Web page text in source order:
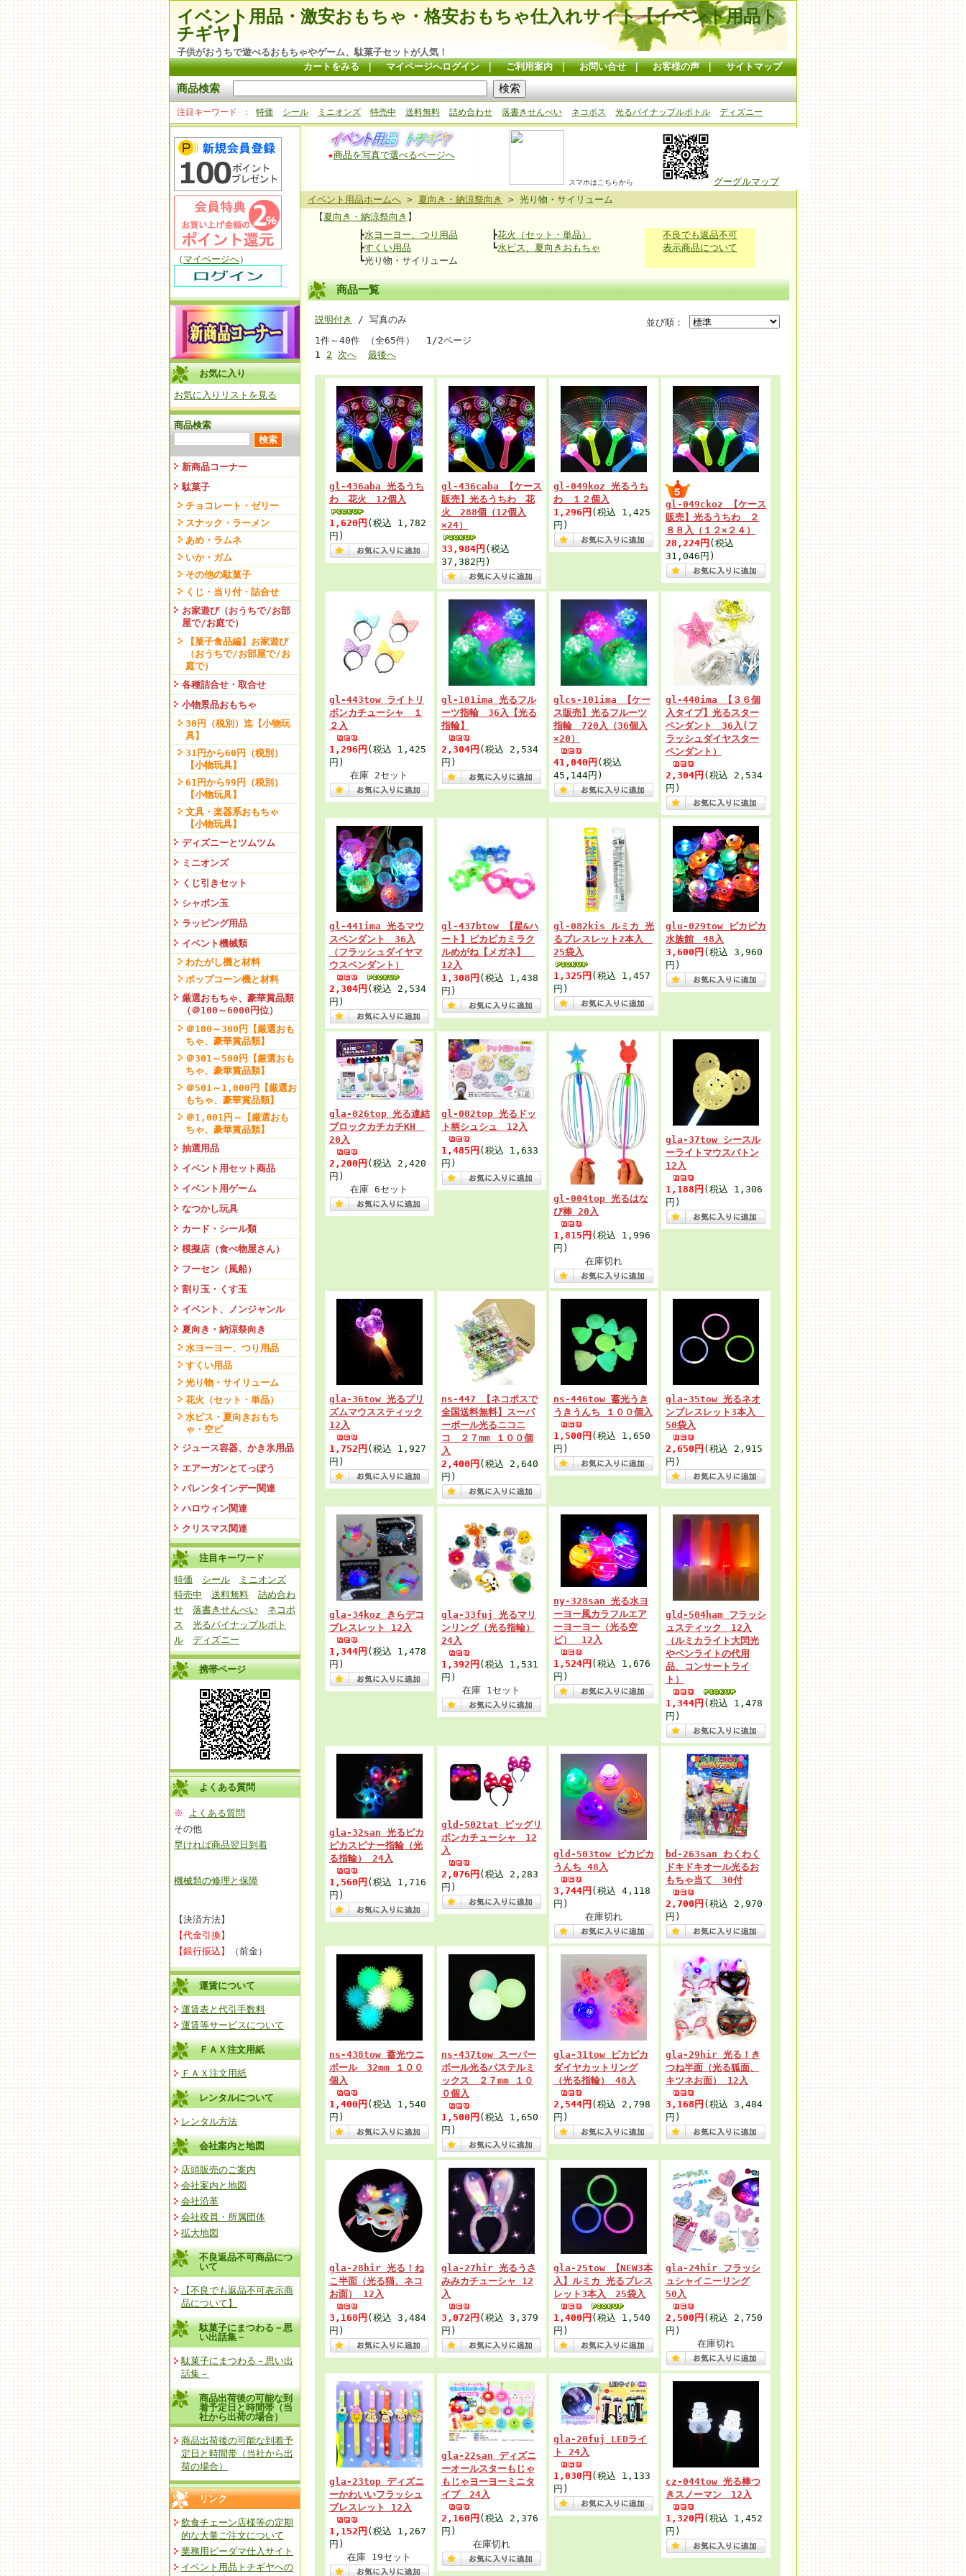
イベント用品・激安おもちゃ・格安おもちゃ仕入れサイト【イベント用品ト
チギヤ】
子供がおうちで遊べるおもちゃやゲーム、駄菓子セットが人気！
カートをみる｜ マイページへログイン｜ ご利用案内｜ お問い合せ｜ お客様の声｜ サイトマップ
商品検索
注目キーワード 特価 シール ミニオンズ 特売中 送料無料 詰め合わせ 落書きせんべい ネコポス 光るパイナップルボトル ディズニー
（ マイページへ）
お気に入り
お気に入りリストを見る
商品検索
新商品コーナー
駄菓子
チョコレート・ゼリー
スナック・ラーメン
あめ・ラムネ
いか・ガム
その他の駄菓子
くじ・当り付・詰合せ
お家遊び（おうちで/お部
屋で/お庭で）
【菓子食品編】お家遊び
（おうちで/お部屋で/お
庭で）
各種詰合せ・取合せ
小物景品おもちゃ
30円（税別）迄【小物玩
具】
31円から60円（税別）
【小物玩具】
61円から99円（税別）
【小物玩具】
文具・楽器系おもちゃ
【小物玩具】
ディズニーとツムツム
ミニオンズ
くじ引きセット
シャボン玉
ラッピング用品
イベント機械類
わたがし機と材料
ポップコーン機と材料
厳選おもちゃ、豪華賞品類
（＠100～6000円位）
＠100～300円【厳選おも
ちゃ、豪華賞品類】
＠301～500円【厳選おも
ちゃ、豪華賞品類】
＠501～1,000円【厳選お
もちゃ、豪華賞品類】
＠1,001円～【厳選おも
ちゃ、豪華賞品類】
抽選用品
イベント用セット商品
イベント用ゲーム
なつかし玩具
カード・シール類
模擬店（食べ物屋さん）
フーセン（風船）
割り玉・くす玉
イベント、ノンジャンル
夏向き・納涼祭向き
水ヨーヨー、つり用品
すくい用品
光り物・サイリューム
花火（セット・単品）
水ピス・夏向きおもち
ゃ・空ビ
ジュース容器、かき氷用品
エアーガンとてっぽう
バレンタインデー関連
ハロウィン関連
クリスマス関連
注目キーワード
特価
シール
ミニオンズ
特売中
送料無料
詰め合わ
せ
落書きせんべい
ネコポ
ス
光るパイナップルボト
ル
ディズニー
携帯ページ
よくある質問
※
よくある質問
その他
早ければ商品翌日到着
機械類の修理と保障
【決済方法】
【代金引換】
【銀行振込】
（前金）
運賃について
運賃表と代引手数料
運賃等サービスについて
ＦＡＸ注文用紙
ＦＡＸ注文用紙
レンタルについて
レンタル方法
会社案内と地図
店頭販売のご案内
会社案内と地図
会社沿革
会社役員・所属団体
拡大地図
不良返品不可商品につ
いて
【不良でも返品不可表示商
品について】
駄菓子にまつわる－思
い出話集－
駄菓子にまつわる－思い出
話集－
商品出荷後の可能な到
着予定日と時間帯（当
社から出荷の場合）
商品出荷後の可能な到着予
定日と時間帯（当社から出
荷の場合）
リンク
飲食チェーン店様等の定期
的な大量ご注文について
業務用ビーダマ仕入サイト
イベント用品トチギヤへの
★商品を写真で選べるページへ
スマホはこちらから
グーグルマップ
イベント用品ホームへ > 夏向き・納涼祭向き
> 光り物・サイリューム
【 夏向き・納涼祭向き 】
┣水ヨーヨー、つり用品
┣すくい用品
┗光り物・サイリューム
┣花火（セット・単品）
┗水ピス、夏向きおもちゃ
不良でも返品不可
表示商品について
商品一覧
並び順：
説明付き
/ 写真のみ
1件～40件 （全65件） 1/2ページ
1 2 次へ 最後へ
gl-436aba 光るうち
わ 花火 12個入
1,620円 (税込 1,782
円)
gl-436caba 【ケース
販売】光るうちわ 花
火 288個（12個入
×24）
33,984円 (税込
37,382円)
gl-049koz 光るうち
わ １２個入
1,296円 (税込 1,425
円)
gl-049ckoz 【ケース
販売】光るうちわ ２
８８入（１２×２４）
28,224円 (税込
31,046円)
gl-443tow ライトリ
ボンカチューシャ １
２入
1,296円 (税込 1,425
円)
在庫 2セット
gl-101ima 光るフル
ーツ指輪 36入【光る
指輪】
2,304円 (税込 2,534
円)
glcs-101ima 【ケー
ス販売】光るフルーツ
指輪 720入（36個入
×20）
41,040円 (税込
45,144円)
gl-440ima 【３６個
入タイプ】光るスター
ペンダント 36入(フ
ラッシュダイヤスター
ペンダント）
2,304円 (税込 2,534
円)
gl-441ima 光るマウ
スペンダント 36入
（フラッシュダイヤマ
ウスペンダント）
2,304円 (税込 2,534
円)
gl-437btow 【星&ハ
ート】ピカピカミラク
ルめがね【メガネ】
12入
1,308円 (税込 1,438
円)
gl-082kis ルミカ 光
るブレスレット2本入
25袋入
1,325円 (税込 1,457
円)
glu-029tow ピカピカ
水族館 48入
3,600円 (税込 3,960
円)
gla-026top 光る連結
ブロックカチカチKH
20入
2,200円 (税込 2,420
円)
在庫 6セット
gl-002top 光るドッ
ト柄シュシュ 12入
1,485円 (税込 1,633
円)
gl-004top 光るはな
び棒 20入
1,815円 (税込 1,996
円)
在庫切れ
gla-37tow シースル
ーライトマウスバトン
12入
1,188円 (税込 1,306
円)
gla-36tow 光るプリ
ズムマウススティック
12入
1,752円 (税込 1,927
円)
ns-447 【ネコポスで
全国送料無料】スーパ
ーボール光るニコニ
コ ２７mm １００個
入
2,400円 (税込 2,640
円)
ns-446tow 蓄光うき
うきうんち １００個入
1,500円 (税込 1,650
円)
gla-35tow 光るネオ
ンブレスレット3本入
50袋入
2,650円 (税込 2,915
円)
gla-34koz きらデコ
ブレスレット 12入
1,344円 (税込 1,478
円)
gla-33fuj 光るマリ
ンリング（光る指輪）
24入
1,392円 (税込 1,531
円)
在庫 1セット
ny-328san 光る水ヨ
ーヨー風カラフルエア
ーヨーヨー（光る空
ビ） 12入
1,524円 (税込 1,676
円)
gld-504ham フラッシ
ュスティック 12入
（ルミカライト大閃光
やペンライトの代用
品、コンサートライ
ト）
1,344円 (税込 1,478
円)
gla-32san 光るピカ
ピカスピナー指輪（光
る指輪） 24入
1,560円 (税込 1,716
円)
gld-502tat ビッグリ
ボンカチューシャ 12
入
2,076円 (税込 2,283
円)
gld-503tow ピカピカ
うんち 48入
3,744円 (税込 4,118
円)
在庫切れ
bd-263san わくわく
ドキドキオール光るお
もちゃ当て 30付
2,700円 (税込 2,970
円)
ns-438tow 蓄光ウニ
ボール 32mm １００
個入
1,400円 (税込 1,540
円)
ns-437tow スーパー
ボール光るパステルミ
ックス ２７mm １０
０個入
1,500円 (税込 1,650
円)
gla-31tow ピカピカ
ダイヤカットリング
（光る指輪） 48入
2,544円 (税込 2,798
円)
gla-29hir 光る！き
つね半面（光る狐面、
キツネお面） 12入
3,168円 (税込 3,484
円)
gla-28hir 光る！ね
こ半面（光る猫、ネコ
お面） 12入
3,168円 (税込 3,484
円)
gla-27hir 光るうさ
みみカチューシャ 12
入
3,072円 (税込 3,379
円)
gla-25tow 【NEW3本
入】ルミカ 光るブレス
レット3本入 25袋入
1,400円 (税込 1,540
円)
gla-24hir フラッシ
ュシャイニーリング
50入
2,500円 (税込 2,750
円)
在庫切れ
gla-23top ディズニ
ーかわいいフラッシュ
ブレスレット 12入
1,152円 (税込 1,267
円)
在庫 19セット
gla-22san ディズニ
ーオールスターもじゃ
もじゃヨーヨーミニタ
イプ 24入
2,160円 (税込 2,376
円)
在庫切れ
gla-20fuj LEDライ
ト 24入
1,030円 (税込 1,133
円)
cz-044tow 光る棒つ
きスノーマン 12入
1,320円 (税込 1,452
円)